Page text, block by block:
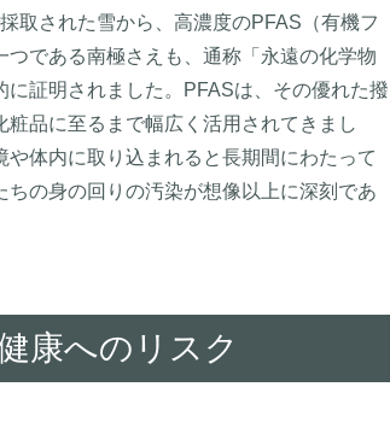
取された雪から、高濃度のPFAS（有機フ
である南極さえも、通称「永遠の化学物
証明されました。PFASは、その優れた撥
品に至るまで幅広く活用されてきまし
体内に取り込まれると長期間にわたって
の身の回りの汚染が想像以上に深刻であ
康へのリスク